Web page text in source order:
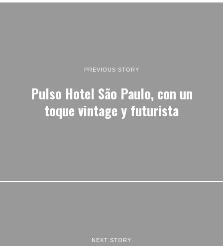
PREVIOUS STORY
Pulso Hotel São Paulo, con un
toque vintage y futurista
NEXT STORY